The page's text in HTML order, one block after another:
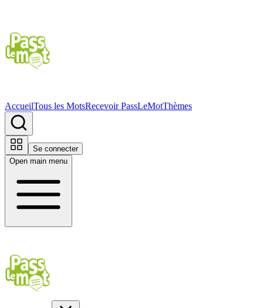
AccueilTous les MotsRecevoir PassLeMotThèmes
Se connecter
Open main menu